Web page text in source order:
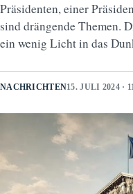
Präsidenten, einer
sind drängende Themen.
ein wenig Licht in das
NACHRICHTEN15. JULI 2024 ·